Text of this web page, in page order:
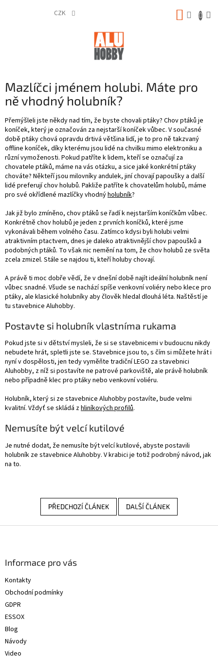
CZK
Mazlíčci jménem holubi. Máte pro
ně vhodný holubník?
Přemýšleli jste někdy nad tím, že byste chovali ptáky? Chov ptáků je
koníček, který je označován za nejstarší koníček vůbec. V současné
době ptáky chová opravdu drtivá většina lidí, je to pro ně takzvaný
offline koníček, díky kterému jsou lidé na chvilku mimo elektroniku a
různí vymoženosti. Pokud patříte k lidem, kteří se označují za
chovatele ptáků, máme na vás otázku, a sice jaké konkrétní ptáky
chováte? Někteří jsou milovníky andulek, jiní chovají papoušky a další
lidé preferují chov holubů. Pakliže patříte k chovatelům holubů, máme
pro své okřídlené mazlíčky vhodnýholubník?
Jak již bylo zmíněno, chov ptáků se řadí k nejstarším koníčkům vůbec.
Konkrétně chov holubů je jeden z prvních koníčků, které jsme
vykonávali během volného času. Zatímco kdysi byli holubi velmi
atraktivním ptactvem, dnes je daleko atraktivnější chov papoušků a
podobných ptáků. To však nic nemění na tom, že chov holubů ze světa
zcela zmizel. Stále se najdou ti, kteří holuby chovají.
A právě ti moc dobře vědí, že v dnešní době najít ideální holubník není
vůbec snadné. Všude se nachází spíše venkovní voliéry nebo klece pro
ptáky, ale klasické holubníky aby člověk hledal dlouhá léta. Naštěstí je
tu stavebnice Aluhobby.
Postavte si holubník vlastníma rukama
Pokud jste si v dětství mysleli, že si se stavebnicemi v budoucnu nikdy
nebudete hrát, spletli jste se. Stavebnice jsou to, s čím si můžete hrát i
nyní v dospělosti, jen tedy vyměňte tradiční LEGO za stavebnici
Aluhobby, z níž si postavíte ne patrové parkoviště, ale právě holubník
nebo případně klec pro ptáky nebo venkovní voliéru.
Holubník, který si ze stavebnice Aluhobby postavíte, bude velmi
kvalitní. Vždyť se skládá zhliníkových profilů.
Nemusíte být velcí kutilové
Je nutné dodat, že nemusíte být velcí kutilové, abyste postavili
holubník ze stavebnice Aluhobby. V krabici je totiž podrobný návod, jak
na to.
PŘEDCHOZÍ ČLÁNEK DALŠÍ ČLÁNEK
Informace pro vás
Kontakty
Obchodní podmínky
GDPR
ESSOX
Blog
Návody
Video